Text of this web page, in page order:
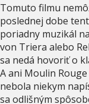
Tomuto filmu
poslednej dobe
poriadny muzikál
von Triera alebo
sa nedá hovoriť o
A ani Moulin
nebola niekym
sa odlišným